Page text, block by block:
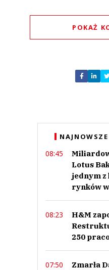
POKAŻ
Nie
Zostaw
08:45
Lotus
jednym
rynków
08:23
H&M
250
07:50
Zmarła